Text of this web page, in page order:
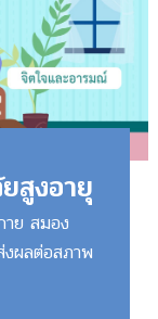
สูงอายุ
าย สมอง
ผลต่อสภาพ